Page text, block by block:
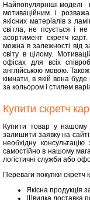
Найпопулярніші моделі
мотиваційним і
якісних матеріалів з
світла, не псується і
асортимент скретч
можна в залежності від
світу в цілому.
офісах для всіх
англійською мовою.
кімнати, в якій вона
за кольором і стилем
Купити скретч
Купити товар у нашому
залишити заявку на
необхідну
самостійно в нашому
логістичні служби або
Переваги покупки скретч
Якісна продукція